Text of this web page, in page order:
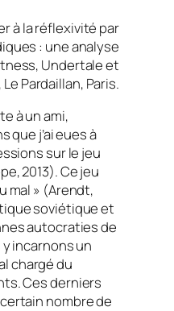
à la réflexivité par
: une analyse
Undertale et
Pardaillan, Paris.
à un ami,
que j’ai eues à
sur le jeu
2013). Ce jeu
mal » (Arendt,
soviétique et
autocraties de
y incarnons un
chargé du
Ces derniers
nombre de